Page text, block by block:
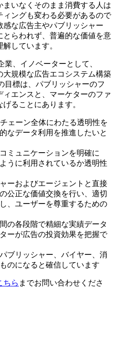
まいなくそのまま消費する人は
ングも変わる必要があるので
な広告主やパブリッシャー
らわれず、普遍的な価値を意
しています。
業、イノベーターとして、
大規模な広告エコシステム構築
目標は、パブリッシャーのフ
ィエンスと、マーケターのファ
ることにあります。
ェーン全体にわたる透明性を
なデータ利用を推進したいと
ミュニケーションを明確に
うに利用されているか透明性
ーおよびエージェントと直接
公正な価値交換を行い、適切
、ユーザーを尊重するための
の各段階で精細な実績データ
ーが広告の投資効果を把握で
ブリッシャー、バイヤー、消
のになると確信しています
ちら までお問い合わせくださ